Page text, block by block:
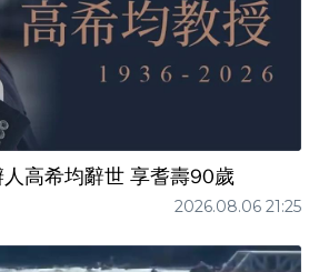
人高希均辭世 享耆壽90歲
2026.08.06 21:25